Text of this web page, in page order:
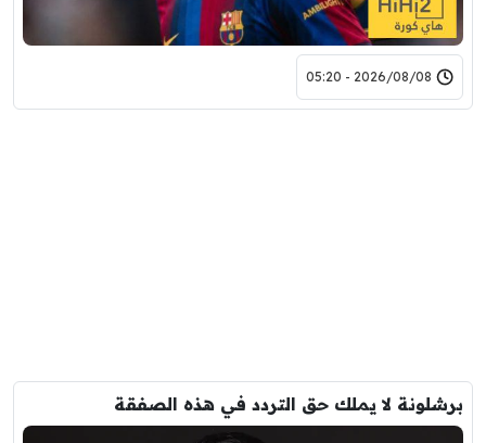
2026/08/08 - 05:20
برشلونة لا يملك حق التردد في هذه الصفقة